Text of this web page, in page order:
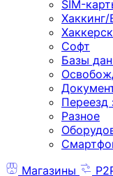
SIM-
Софт
Базы
Переезд
Разное
Магазины